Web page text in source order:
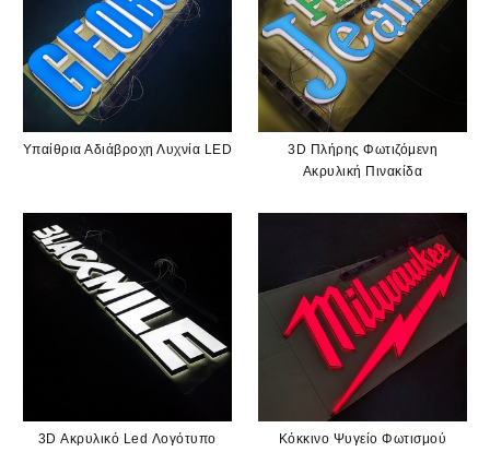
Υπαίθρια Αδιάβροχη Λυχνία LED
3D Πλήρης Φωτιζόμενη
Ακρυλική Πινακίδα
3D Ακρυλικό Led Λογότυπο
Κόκκινο Ψυγείο Φωτισμού